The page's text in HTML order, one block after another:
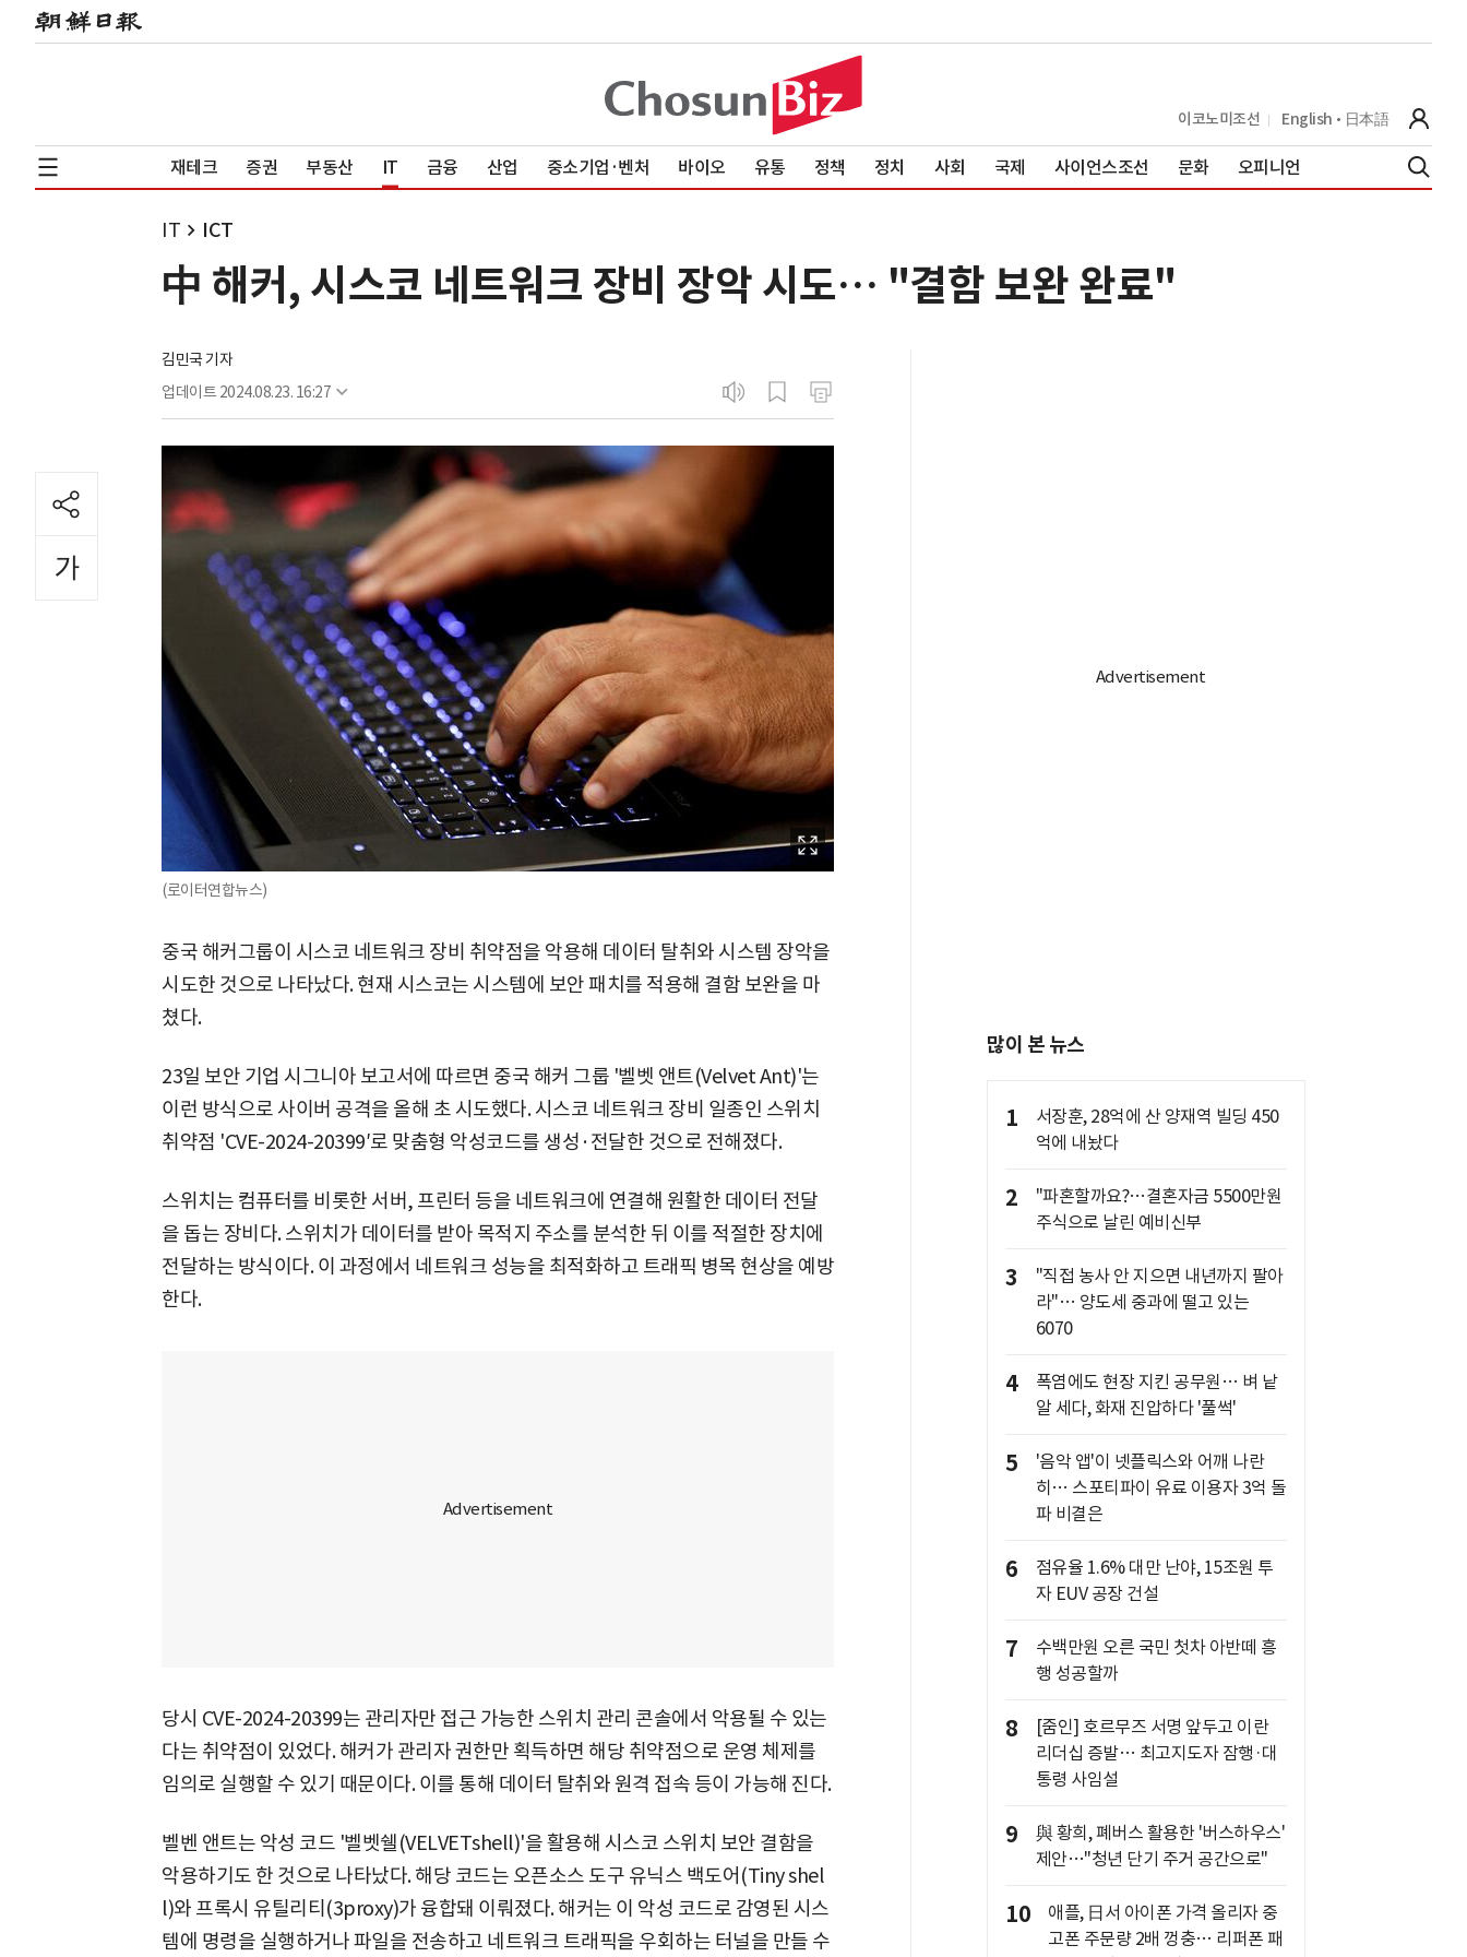
이코노미조선 English 日本語
재테크 증권 부동산 IT 금융 산업 중소기업·벤처 바이오 유통 정책 정치 사회 국제 사이언스조선 문화 오피니언
IT ICT
中 해커, 시스코 네트워크 장비 장악 시도… "결함 보완 완료"
김민국 기자
업데이트 2024.08.23. 16:27
(로이터연합뉴스)
중국 해커그룹이 시스코 네트워크 장비 취약점을 악용해 데이터 탈취와 시스템 장악을
시도한 것으로 나타났다. 현재 시스코는 시스템에 보안 패치를 적용해 결함 보완을 마
쳤다.
23일 보안 기업 시그니아 보고서에 따르면 중국 해커 그룹 '벨벳 앤트(Velvet Ant)'는
이런 방식으로 사이버 공격을 올해 초 시도했다. 시스코 네트워크 장비 일종인 스위치
취약점 'CVE-2024-20399′로 맞춤형 악성코드를 생성·전달한 것으로 전해졌다.
스위치는 컴퓨터를 비롯한 서버, 프린터 등을 네트워크에 연결해 원활한 데이터 전달
을 돕는 장비다. 스위치가 데이터를 받아 목적지 주소를 분석한 뒤 이를 적절한 장치에
전달하는 방식이다. 이 과정에서 네트워크 성능을 최적화하고 트래픽 병목 현상을 예방
한다.
당시 CVE-2024-20399는 관리자만 접근 가능한 스위치 관리 콘솔에서 악용될 수 있는
다는 취약점이 있었다. 해커가 관리자 권한만 획득하면 해당 취약점으로 운영 체제를
임의로 실행할 수 있기 때문이다. 이를 통해 데이터 탈취와 원격 접속 등이 가능해 진다.
벨벤 앤트는 악성 코드 '벨벳쉘(VELVETshell)'을 활용해 시스코 스위치 보안 결함을
악용하기도 한 것으로 나타났다. 해당 코드는 오픈소스 도구 유닉스 백도어(Tiny shel
l)와 프록시 유틸리티(3proxy)가 융합돼 이뤄졌다. 해커는 이 악성 코드로 감영된 시스
템에 명령을 실행하거나 파일을 전송하고 네트워크 트래픽을 우회하는 터널을 만들 수
많이 본 뉴스
1
서장훈, 28억에 산 양재역 빌딩 450
억에 내놨다
2
"파혼할까요?…결혼자금 5500만원
주식으로 날린 예비신부
3
"직접 농사 안 지으면 내년까지 팔아
라"… 양도세 중과에 떨고 있는
6070
4
폭염에도 현장 지킨 공무원… 벼 낱
알 세다, 화재 진압하다 '풀썩'
5
'음악 앱'이 넷플릭스와 어깨 나란
히… 스포티파이 유료 이용자 3억 돌
파 비결은
6
점유율 1.6% 대만 난야, 15조원 투
자 EUV 공장 건설
7
수백만원 오른 국민 첫차 아반떼 흥
행 성공할까
8
[줌인] 호르무즈 서명 앞두고 이란
리더십 증발… 최고지도자 잠행·대
통령 사임설
9
與 황희, 폐버스 활용한 '버스하우스'
제안…"청년 단기 주거 공간으로"
10
애플, 日서 아이폰 가격 올리자 중
고폰 주문량 2배 껑충… 리퍼폰 패